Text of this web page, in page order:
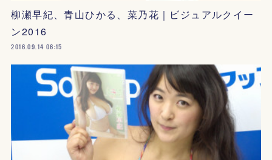
柳瀬早紀、青山ひかる、菜乃花｜ビジュアルクイー
ン2016
2016.09.14 06:15